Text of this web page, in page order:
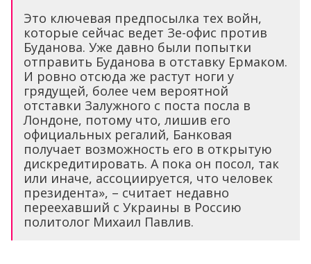
Это ключевая предпосылка тех войн,
которые сейчас ведет Зе-офис против
Буданова. Уже давно были попытки
отправить Буданова в отставку Ермаком.
И ровно отсюда же растут ноги у
грядущей, более чем вероятной
отставки Залужного с поста посла в
Лондоне, потому что, лишив его
официальных регалий, Банковая
получает возможность его в открытую
дискредитировать. А пока он посол, так
или иначе, ассоциируется, что человек
президента», – считает недавно
переехавший с Украины в Россию
политолог Михаил Павлив.